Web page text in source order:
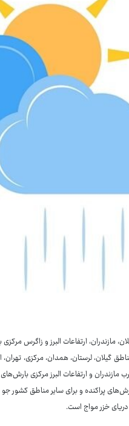
مازندران، ارتفاعات البرز و زاگرس
۱۴۰۳ در برخی مناطق گیلان، لرستان، همدان،
و ارتفاعات البرز مرکزی بارش‌های
پراکنده و برای سایر مناطق کشور
خزر مواج است.